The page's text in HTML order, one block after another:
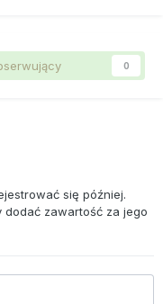
0
się później.
dodać zawartość za jego